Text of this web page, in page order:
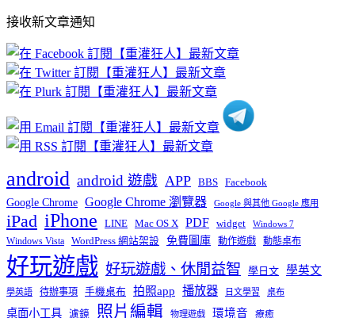
文
章
分
類
接收新文章通知
android android 遊戲 APP BBS Facebook
Google Chrome Google Chrome 瀏覽器 Google 與其他 Google 應用
iPad iPhone LINE Mac OS X PDF widget Windows 7
Windows Vista WordPress 網站架設 免費圖庫 動作遊戲 動態桌布
好玩遊戲 好玩遊戲、休閒益智 學日文 學英文
學英語 待辦事項 手機桌布 拍照app 播放器 日文學習 桌布
桌面小工具 濾鏡 照片編輯 物理遊戲 環境音 療癒